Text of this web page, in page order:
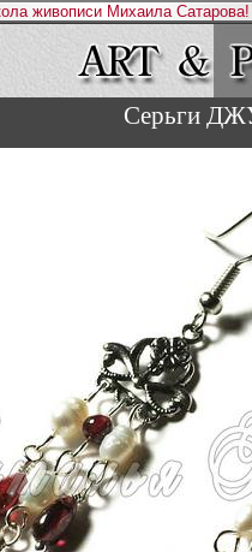
живописи Михаила
Серьги